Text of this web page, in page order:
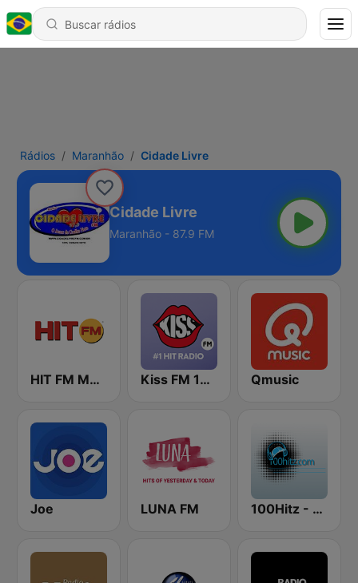
Rádios Maranhão Cidade Livre
Cidade Livre
Maranhão - 87.9 FM
HIT FM Moldova Kiss FM 100.9 FM Qmusic
Joe LUNA FM 100Hitz - Hot Hitz